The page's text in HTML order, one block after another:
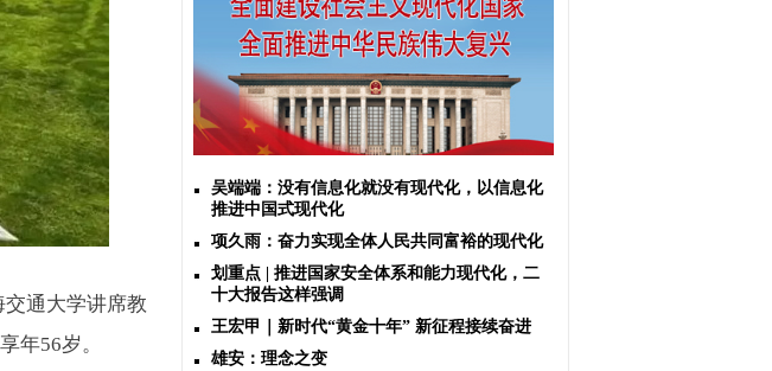
通大学讲席教
年56岁。
吴端端：没有信息化就没有现代化，以信息化
推进中国式现代化
项久雨：奋力实现全体人民共同富裕的现代化
划重点 | 推进国家安全体系和能力现代化，二
十大报告这样强调
王宏甲｜新时代“黄金十年” 新征程接续奋进
雄安：理念之变